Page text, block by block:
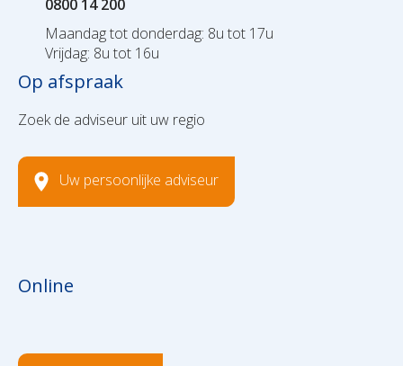
0800 14 200
Maandag tot donderdag: 8u tot 17u
Vrijdag: 8u tot 16u
Op afspraak
Zoek de adviseur uit uw regio
Uw persoonlijke adviseur
Online